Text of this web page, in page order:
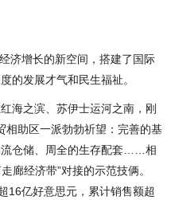
济增长的新空间，搭建了国际
的发展才气和民生福祉。
海之滨、苏伊士运河之南，刚
相助区一派勃勃祈望：完善的基
流仓储、周全的生存配套……相
廊经济带”对接的示范技俩。
16亿好意思元，累计销售额超